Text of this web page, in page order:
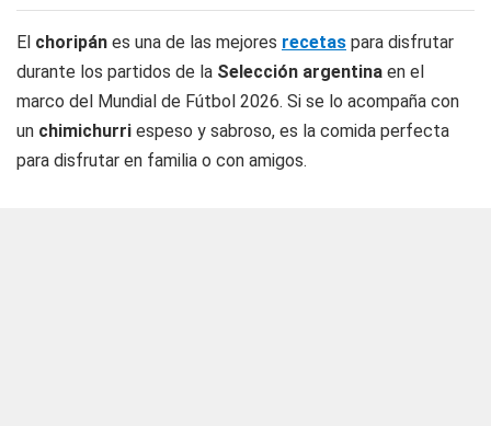
El choripán es una de las mejores recetas para disfrutar
durante los partidos de la Selección argentina en el
marco del Mundial de Fútbol 2026. Si se lo acompaña con
un chimichurri espeso y sabroso, es la comida perfecta
para disfrutar en familia o con amigos.